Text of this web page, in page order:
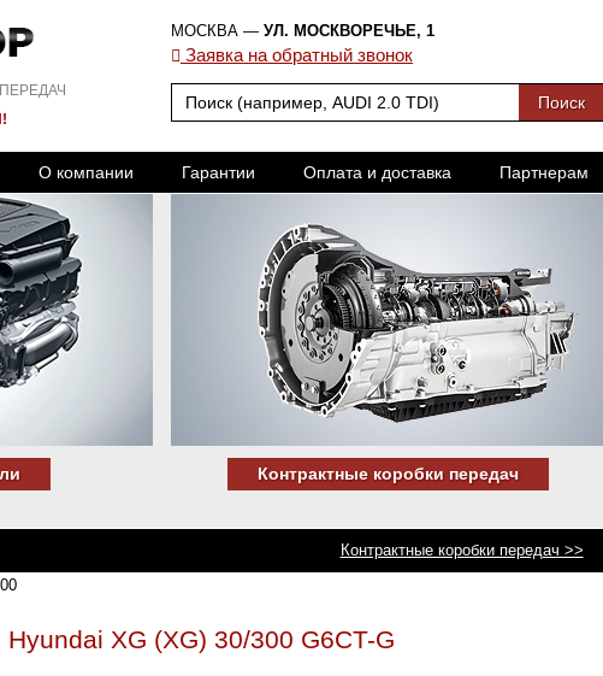
МОСКВА — УЛ. МОСКВОРЕЧЬЕ, 1
Заявка на обратный звонок
О компании Гарантии Оплата и доставка Партнерам
Контрактные коробки передач
Контрактные коробки передач >>
Hyundai XG (XG) 30/300 G6CT-G